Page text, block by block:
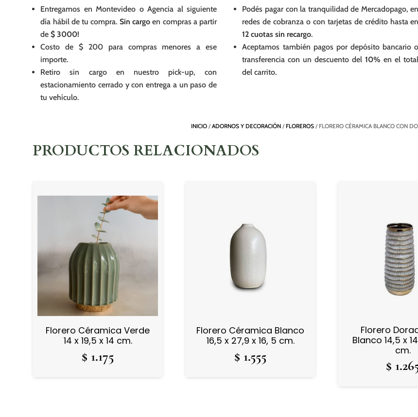
Entregamos en Montevideo o Agencia al siguiente
día hábil de tu compra. Sin cargo en compras a partir
de $ 3000!
Costo de $ 200 para compras menores a ese
importe.
Retiro sin cargo en nuestro pick-up, con
estacionamiento cerrado y con entrega a un paso de
tu vehículo.
Podés pagar con la tranquilidad de Mercadopago, en
redes de cobranza o con tarjetas de crédito hasta en
12 cuotas sin recargo.
Aceptamos también pagos por depósito bancario o
transferencia con un descuento del10% en el total
del carrito.
INICIO/ ADORNOS Y DECORACIÓN/ FLOREROS/ FLORERO CÉRAMICA BLANCO CON
PRODUCTOS RELACIONADOS
Florero Céramica Verde
14 x 19,5 x 14 cm.
$ 1.175
Florero Céramica Blanco
16,5 x 27,9 x 16, 5 cm.
$ 1.555
Florero
Blanco 14,5 x
cm.
$